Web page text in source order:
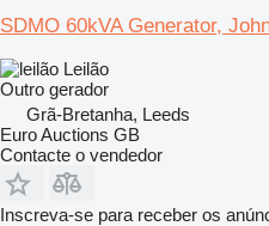
SDMO 60kVA Generator,
Leilão
Outro gerador
Grã-Bretanha, Leeds
Euro Auctions GB
Contacte o vendedor
Inscreva-se para receber os